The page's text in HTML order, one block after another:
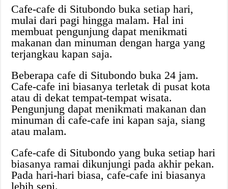
Cafe-cafe di Situbondo buka setiap hari,
mulai dari pagi hingga malam. Hal ini
membuat pengunjung dapat menikmati
makanan dan minuman dengan harga yang
terjangkau kapan saja.
Beberapa cafe di Situbondo buka 24 jam.
Cafe-cafe ini biasanya terletak di pusat kota
atau di dekat tempat-tempat wisata.
Pengunjung dapat menikmati makanan dan
minuman di cafe-cafe ini kapan saja, siang
atau malam.
Cafe-cafe di Situbondo yang buka setiap hari
biasanya ramai dikunjungi pada akhir pekan.
Pada hari-hari biasa, cafe-cafe ini biasanya
lebih sepi.